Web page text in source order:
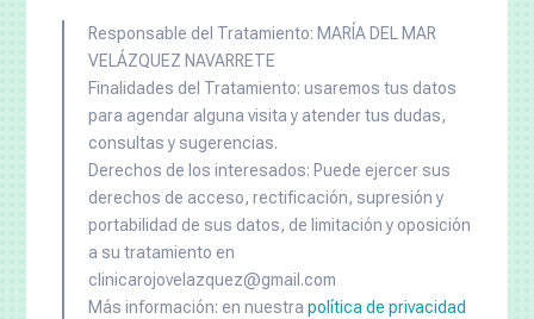
Responsable del Tratamiento: MARÍA DEL MAR
VELÁZQUEZ NAVARRETE
Finalidades del Tratamiento: usaremos tus datos
para agendar alguna visita y atender tus dudas,
consultas y sugerencias.
Derechos de los interesados: Puede ejercer sus
derechos de acceso, rectificación, supresión y
portabilidad de sus datos, de limitación y oposición
a su tratamiento en
clinicarojovelazquez@gmail.com
Más información: en nuestrapolítica de privacidad